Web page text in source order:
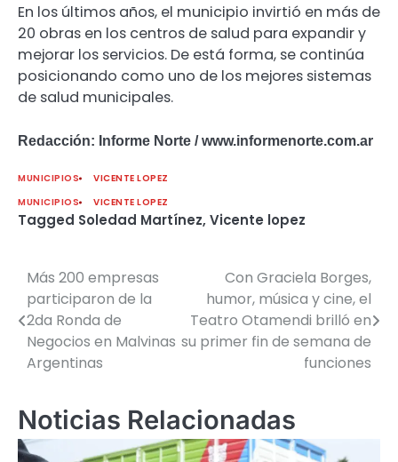
En los últimos años, el municipio invirtió en más de
20 obras en los centros de salud para expandir y
mejorar los servicios. De está forma, se continúa
posicionando como uno de los mejores sistemas
de salud municipales.
Redacción: Informe Norte / www.informenorte.com.ar
MUNICIPIOS
VICENTE LOPEZ
MUNICIPIOS
VICENTE LOPEZ
Tagged Soledad Martínez, Vicente lopez
Navegación
de
entradas
Más 200 empresas
participaron de la
2da Ronda de
Negocios en Malvinas
Argentinas
Con Graciela Borges,
humor, música y cine, el
Teatro Otamendi brilló en
su primer fin de semana de
funciones
Noticias Relacionadas